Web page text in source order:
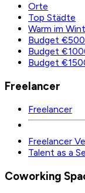
Orte
Top Städte
Warm im
Budget €500
Budget
Budget
Freelancer
Freelancer
Freelancer
Talent as a
Coworking